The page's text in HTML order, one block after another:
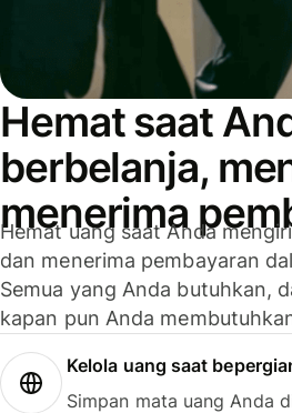
Hemat saat
berbelanja,
menerima
Hemat uang saat Anda
dan menerima pembayaran
Semua yang Anda butuhkan,
kapan pun Anda
Kelola uang saat
Simpan mata uang Anda